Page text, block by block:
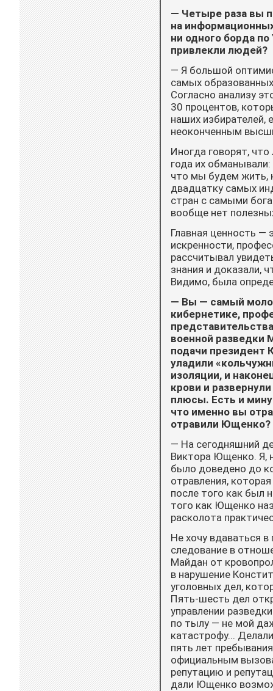
— Четыре раза вы
на
ни одного борда
привлекли людей?
— Я большой
самых
Согласно анализу
30 процентов,
наших
неоконченным
Иногда говорят,
года их
что мы будем жить,
двадцатку самых
стран с самыми
вообще нет
Главная ценность —
искренности,
рассчитывал
знания и доказали,
Видимо, была
— Вы — самый
кибернетике,
военной разведки
подачи президент
уладили
изоляции, и
крови и
плюсы. Есть и
что именно вы
отравили Ющенко?
— На сегодняшний
Виктора Ющенко. Я,
было доведено до
отравления,
после того как был
того как Ющенко
расколота
Не хочу вдаваться
следование в
Майдан от
в нарушение
уголовных дел,
Пять-шесть дел
управлении
по тылу — не мой
катастрофу...
пять лет
официальным
репутацию и
дали Ющенко